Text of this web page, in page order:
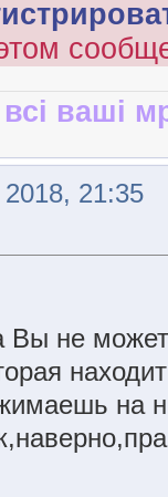
ваші
21:35
не
на